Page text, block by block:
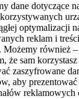
dane dotyczące
optymalizacji
reklam i
również –
że sam korzystasz
zaszyfrowane
aby
reklamowych